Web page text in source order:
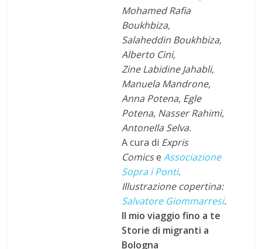
Mohamed Rafia
Boukhbiza,
Salaheddin Boukhbiza,
Alberto Cini,
Zine Labidine Jahabli,
Manuela Mandrone,
Anna Potena, Egle
Potena, Nasser Rahimi,
Antonella Selva.
A cura di Expris
ComicseAssociazione
Sopra i Ponti.
Illustrazione copertina:
Salvatore Giommarresi.
Il mio viaggio fino a te
Storie di migranti a
Bologna